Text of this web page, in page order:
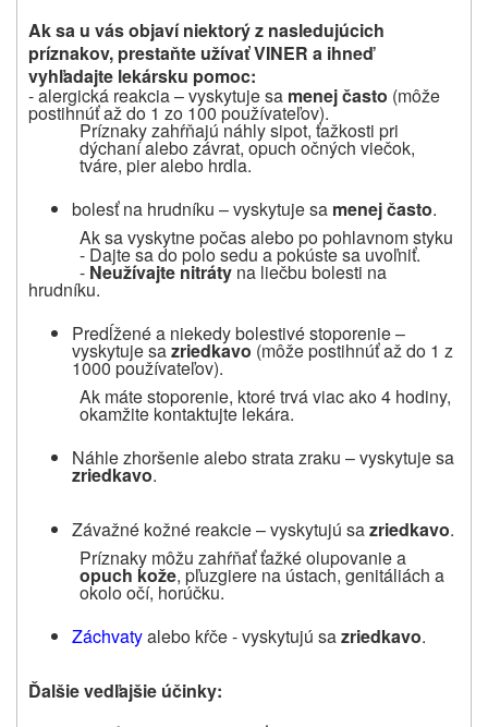
Ak sa u vás objaví niektorý z nasledujúcich
príznakov, prestaňte užívať VINER a ihneď
vyhľadajte lekársku pomoc:
- alergická reakcia – vyskytuje sa menej často (môže
postihnúť až do 1 zo 100 používateľov).
Príznaky zahŕňajú náhly sipot, ťažkosti pri
dýchaní alebo závrat, opuch očných viečok,
tváre, pier alebo hrdla.
bolesť na hrudníku – vyskytuje sa menej často.
Ak sa vyskytne počas alebo po pohlavnom styku
- Dajte sa do polo sedu a pokúste sa uvoľniť.
- Neužívajte nitráty na liečbu bolesti na
hrudníku.
Predĺžené a niekedy bolestivé stoporenie –
vyskytuje sazriedkavo (môže postihnúť až do 1 z
1000 používateľov).
Ak máte stoporenie, ktoré trvá viac ako 4 hodiny,
okamžite kontaktujte lekára.
Náhle zhoršenie alebo strata zraku – vyskytuje sa
zriedkavo.
Závažné kožné reakcie – vyskytujú sazriedkavo.
Príznaky môžu zahŕňať ťažké olupovanie a
opuch kože, pľuzgiere na ústach, genitáliách a
okolo očí, horúčku.
Záchvatyalebo kŕče - vyskytujú sazriedkavo.
Ďalšie vedľajšie účinky: